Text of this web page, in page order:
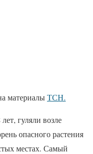
материалыТСН.
гуляли возле
опасного растения
местах. Самый